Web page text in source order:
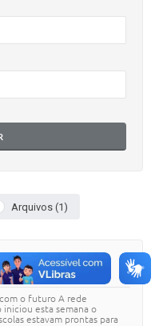
Arquivos (1)
com o futuro
o futuro A rede
iniciou esta semana o
estavam prontas para